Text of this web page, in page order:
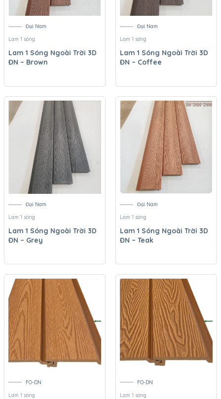
Đại Nam
Lam 1 sóng
Lam 1 Sóng Ngoài Trời 3D
ĐN – Brown
Đại Nam
Lam 1 sóng
Lam 1 Sóng Ngoài Trời 3D
ĐN – Coffee
Đại Nam
Lam 1 sóng
Lam 1 Sóng Ngoài Trời 3D
ĐN – Grey
Đại Nam
Lam 1 sóng
Lam 1 Sóng Ngoài Trời 3D
ĐN – Teak
FO-DN
Lam 1 sóng
FO-DN
Lam 1 sóng